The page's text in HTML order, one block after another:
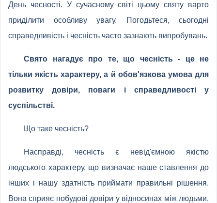
День чесності. У сучасному світі цьому святу варто
приділити особливу увагу. Погодьтеся, сьогодні
справедливість і чесність часто зазнають випробувань.
Свято нагадує про те, що чесність - це не
тільки якість характеру, а й обов'язкова умова для
розвитку довіри, поваги і справедливості у
суспільстві.
Що таке чесність?
Насправді, чесність є невід'ємною якістю
людського характеру, що визначає наше ставлення до
інших і нашу здатність приймати правильні рішення.
Вона сприяє побудові довіри у відносинах між людьми,